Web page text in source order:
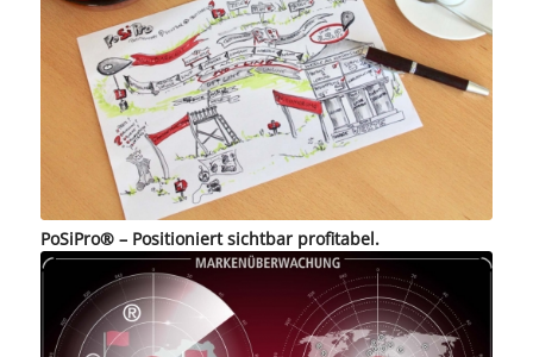
PoSiPro® – Positioniert sichtbar profitabel.